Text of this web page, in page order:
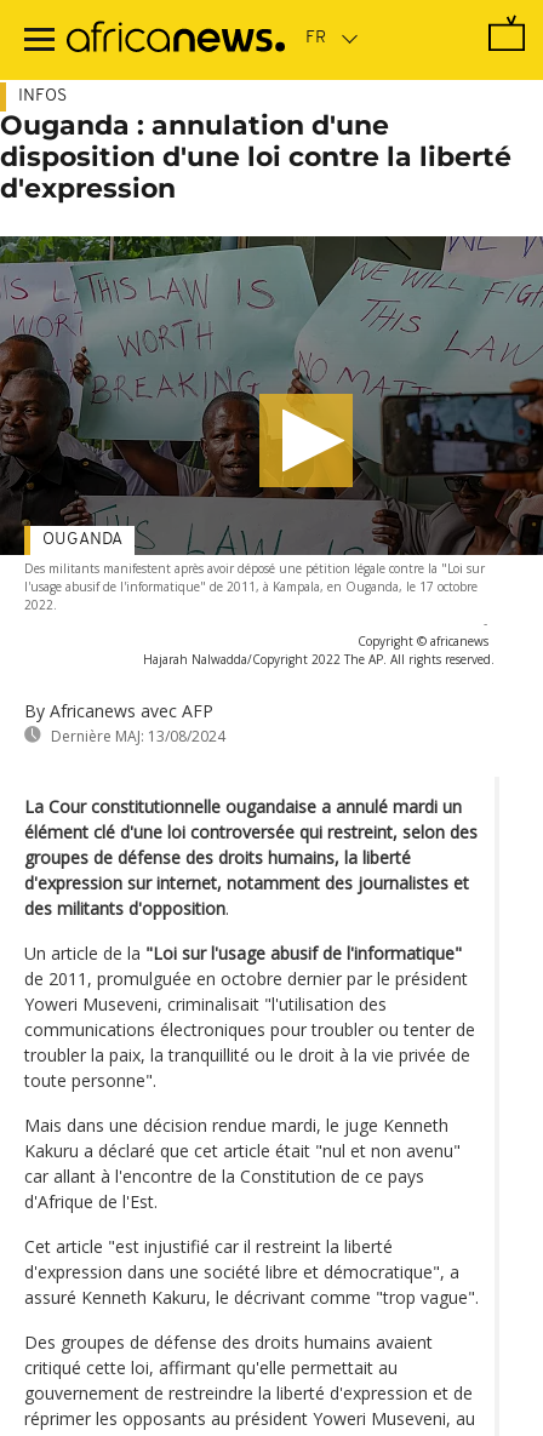
contenu
INFOS
Ouganda : annulation d'une
disposition d'une loi contre la liberté
d'expression
Des militants manifestent après avoir déposé une pétition légale contre la "Loi sur
l'usage abusif de l'informatique" de 2011, à Kampala, en Ouganda, le 17 octobre
2022.
-
Copyright © africanews
Hajarah Nalwadda/Copyright 2022 The AP. All rights reserved.
By Africanews avec AFP
Dernière MAJ: 13/08/2024
OUGANDA
La Cour constitutionnelle ougandaise a annulé mardi un
élément clé d'une loi controversée qui restreint, selon des
groupes de défense des droits humains, la liberté
d'expression sur internet, notamment des journalistes et
des militants d'opposition.
Un article de la "Loi sur l'usage abusif de l'informatique"
de 2011, promulguée en octobre dernier par le président
Yoweri Museveni, criminalisait "l'utilisation des
communications électroniques pour troubler ou tenter de
troubler la paix, la tranquillité ou le droit à la vie privée de
toute personne".
Mais dans une décision rendue mardi, le juge Kenneth
Kakuru a déclaré que cet article était "nul et non avenu"
car allant à l'encontre de la Constitution de ce pays
d'Afrique de l'Est.
Cet article "est injustifié car il restreint la liberté
d'expression dans une société libre et démocratique", a
assuré Kenneth Kakuru, le décrivant comme "trop vague".
Des groupes de défense des droits humains avaient
critiqué cette loi, affirmant qu'elle permettait au
gouvernement de restreindre la liberté d'expression et de
réprimer les opposants au président Yoweri Museveni, au